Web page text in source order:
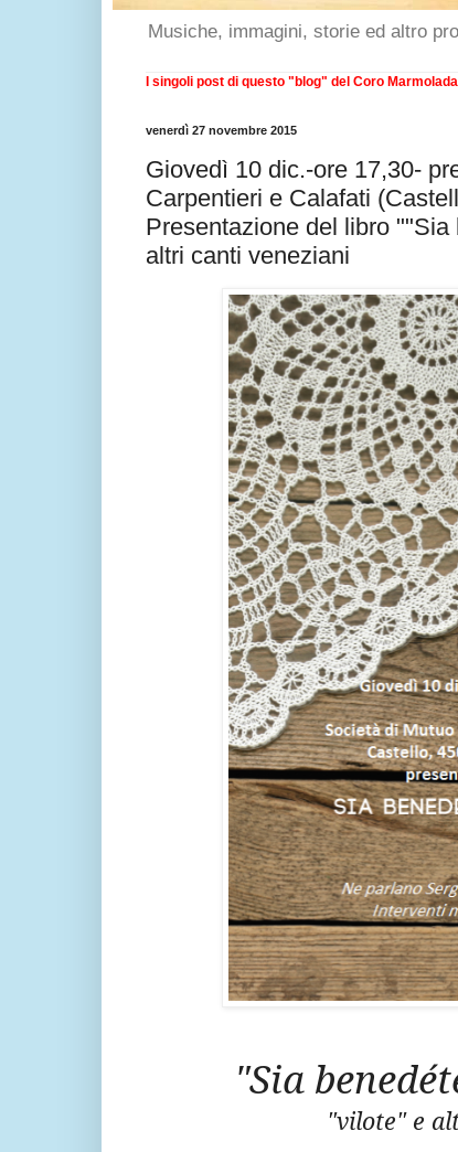
Musiche, immagini, storie ed altro
I singoli post di questo "blog" del Coro
venerdì 27 novembre 2015
Giovedì 10 dic.-ore 17,30-
Carpentieri e Calafati
Presentazione del libro
altri canti veneziani
"Sia
"vilote" e